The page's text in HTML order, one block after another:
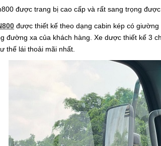
được trang bị cao cấp và rất sang trọng
được thiết kế theo dạng cabin kép có
đường xa của khách hàng. Xe dược thiết kế 3
thế lái thoải mãi nhất.